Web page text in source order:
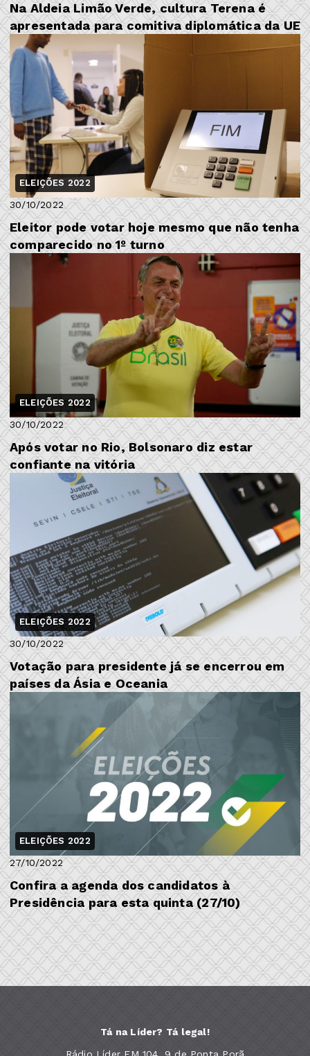
Na Aldeia Limão Verde, cultura Terena é
apresentada para comitiva diplomática da UE
ELEIÇÕES 2022
30/10/2022
Eleitor pode votar hoje mesmo que não tenha
comparecido no 1º turno
ELEIÇÕES 2022
30/10/2022
Após votar no Rio, Bolsonaro diz estar
confiante na vitória
ELEIÇÕES 2022
30/10/2022
Votação para presidente já se encerrou em
países da Ásia e Oceania
ELEIÇÕES 2022
27/10/2022
Confira a agenda dos candidatos à
Presidência para esta quinta (27/10)
Tá na Líder? Tá legal!